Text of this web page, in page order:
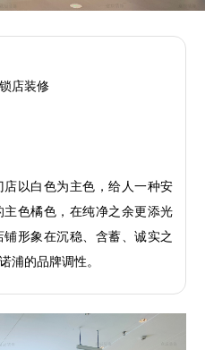
店装修
以白色为主色，给人一种安
色橘色，在纯净之余更添光
形象在沉稳、含蓄、诚实之
浦的品牌调性。